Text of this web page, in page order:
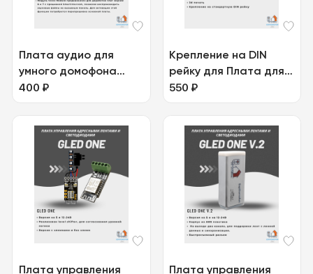
Плата аудио для
умного домофона
Voice module
EspDomofon
400 ₽
Крепление на DIN
рейку для Плата для
контроллера Gled
550 ₽
Плата управления
Плата управления